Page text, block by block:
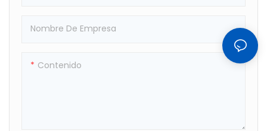
Nombre De Empresa
Contenido